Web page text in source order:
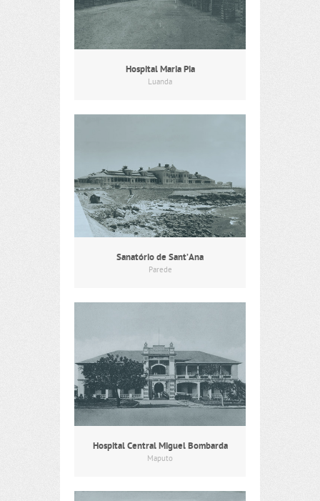
Hospital Maria Pia
Luanda
Sanatório de Sant’Ana
Parede
Hospital Central Miguel Bombarda
Maputo